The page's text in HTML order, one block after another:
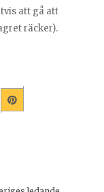
att gå att
räcker).